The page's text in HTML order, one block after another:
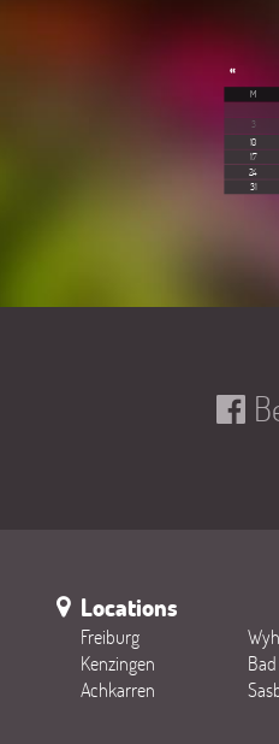
«
M
3
10
17
24
31
Locations
Freiburg
Kenzingen
Achkarren